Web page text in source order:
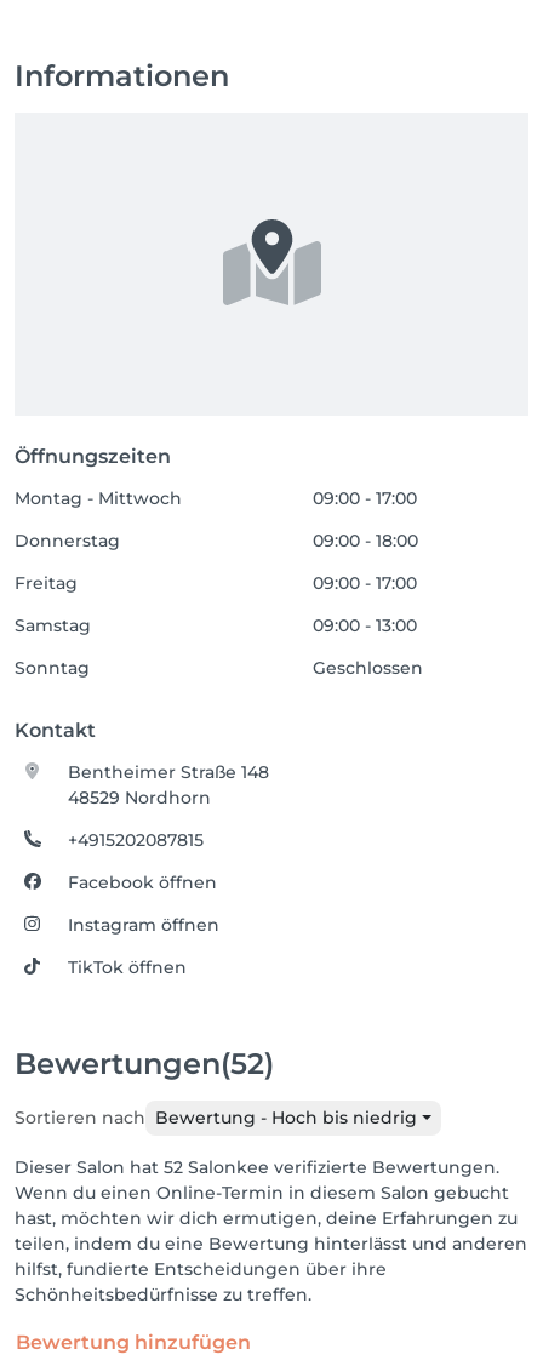
Informationen
Öffnungszeiten
Montag - Mittwoch
09:00 - 17:00
Donnerstag
09:00 - 18:00
Freitag
09:00 - 17:00
Samstag
09:00 - 13:00
Sonntag
Geschlossen
Kontakt
Bentheimer Straße 148
48529 Nordhorn
+4915202087815
Facebook öffnen
Instagram öffnen
TikTok öffnen
Bewertungen(52)
Sortieren nach Bewertung - Hoch bis niedrig
Dieser Salon hat 52 Salonkee verifizierte Bewertungen.
Wenn du einen Online-Termin in diesem Salon gebucht
hast, möchten wir dich ermutigen, deine Erfahrungen zu
teilen, indem du eine Bewertung hinterlässt und anderen
hilfst, fundierte Entscheidungen über ihre
Schönheitsbedürfnisse zu treffen.
Bewertung hinzufügen